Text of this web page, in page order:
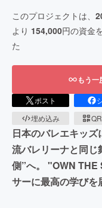
このプロジェクトは、
より 154,000円の資金
た
もう
ポスト
埋め込み
日本のバレエキッ
流バレリーナと同じ
側”へ。 "OWN
サーに最高の学びを